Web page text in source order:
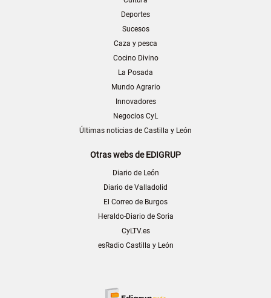
Deportes
Sucesos
Caza y pesca
Cocino Divino
La Posada
Mundo Agrario
Innovadores
Negocios CyL
Últimas noticias de Castilla y León
Otras webs de EDIGRUP
Diario de León
Diario de Valladolid
El Correo de Burgos
Heraldo-Diario de Soria
CyLTV.es
esRadio Castilla y León